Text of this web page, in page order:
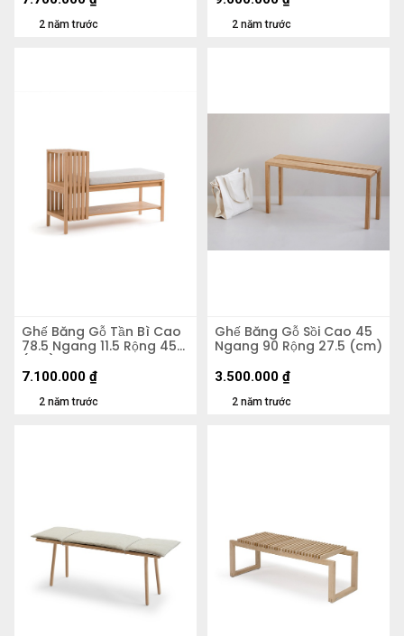
2 năm trước 2 năm trước
Ghế Băng Gỗ Tần Bì Cao
78.5 Ngang 11.5 Rộng 45
(cm)
2 năm trước
7.100.000 ₫
Ghế Băng Gỗ Sồi Cao 45
Ngang 90 Rộng 27.5 (cm)
2 năm trước
3.500.000 ₫